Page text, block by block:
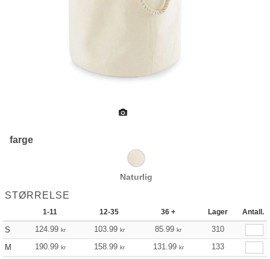
farge
Naturlig
STØRRELSE
1-11 12-35 36 + Lager Antall.
S 124.99 kr 103.99 kr 85.99 kr
310
M
190.99 kr 158.99 kr 131.99 kr
133